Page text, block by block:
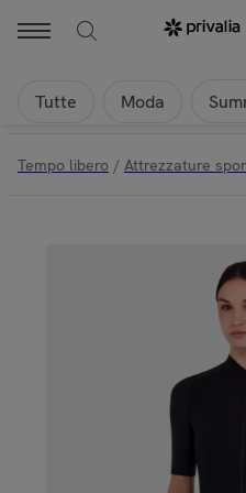
Tutte Moda
Tempo libero / Attrezzature